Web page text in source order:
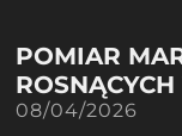
POMIAR
08/04/2026